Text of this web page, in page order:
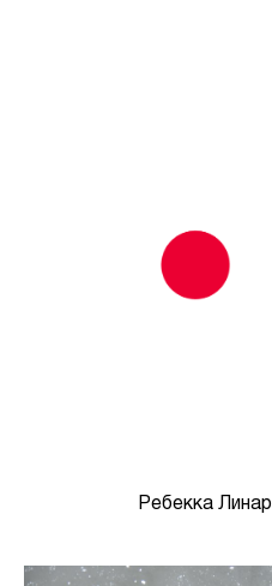
Ребекка